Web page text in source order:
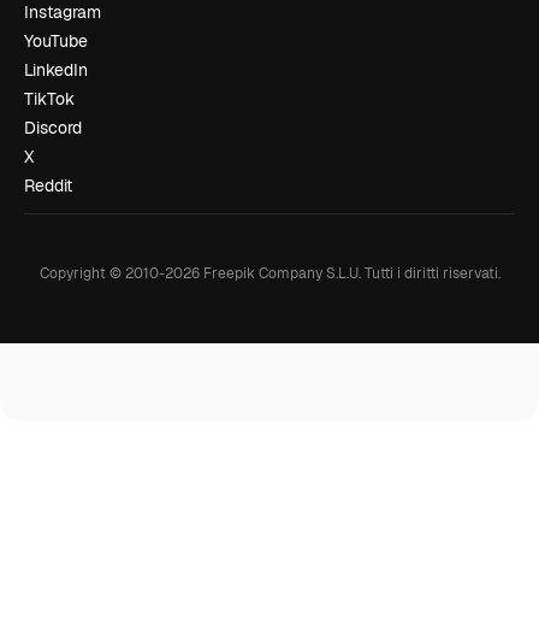
Instagram
YouTube
LinkedIn
TikTok
Discord
X
Reddit
Copyright © 2010-2026Freepik Company S.L.U. Tutti i diritti riservati.